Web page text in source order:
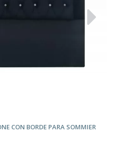
CON BORDE PARA SOMMIER